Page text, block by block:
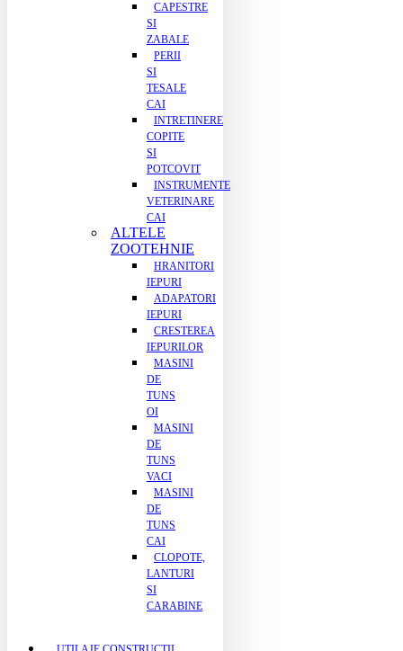
CAPESTRE
SI
ZABALE
PERII
SI
TESALE
CAI
INTRETINERE
COPITE
SI
POTCOVIT
INSTRUMENTE
VETERINARE
CAI
ALTELE
ZOOTEHNIE
HRANITORI
IEPURI
ADAPATORI
IEPURI
CRESTEREA
IEPURILOR
MASINI
DE
TUNS
OI
MASINI
DE
TUNS
VACI
MASINI
DE
TUNS
CAI
CLOPOTE,
LANTURI
SI
CARABINE